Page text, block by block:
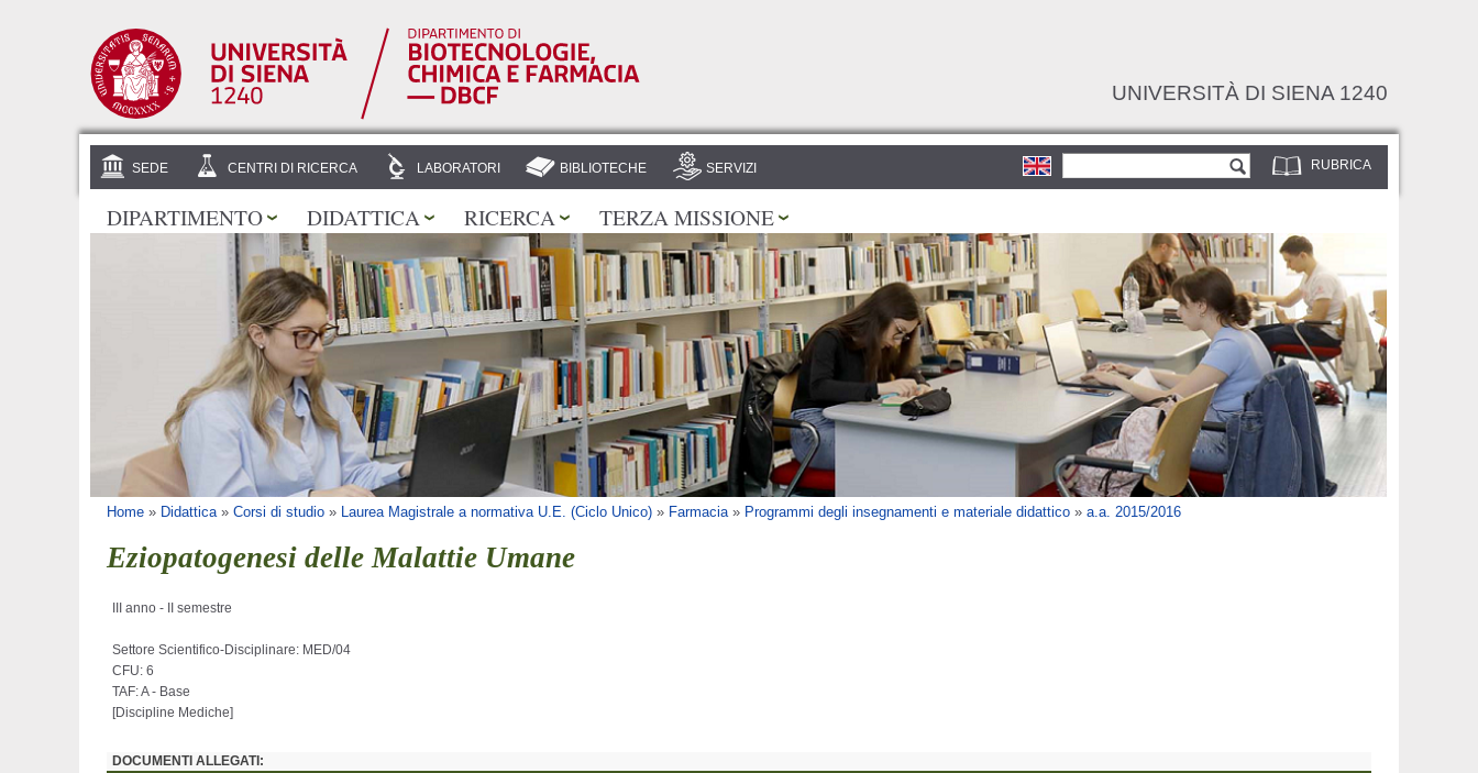
UNIVERSITÀ DI SIENA 1240
RUBRICA
Form di ricerca
SEDE CENTRI DI RICERCA LABORATORI BIBLIOTECHE SERVIZI
DIPARTIMENTO DIDATTICA RICERCA TERZA MISSIONE
Tu sei qui
Home » Didattica» Corsi di studio » Laurea Magistrale a normativa U.E. (Ciclo Unico) » Farmacia» Programmi degli insegnamenti e materiale didattico » a.a. 2015/2016
Eziopatogenesi delle Malattie Umane
III anno - II semestre
Settore Scientifico-Disciplinare: MED/04
CFU: 6
TAF: A - Base
[Discipline Mediche]
DOCUMENTI ALLEGATI: